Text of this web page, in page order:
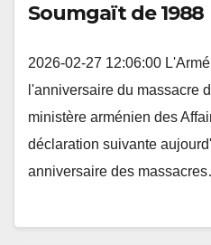
Soumgaït de 1988
2026-02-27 12:06:00
l'anniversaire du massacre
ministère arménien des
déclaration suivante
anniversaire des